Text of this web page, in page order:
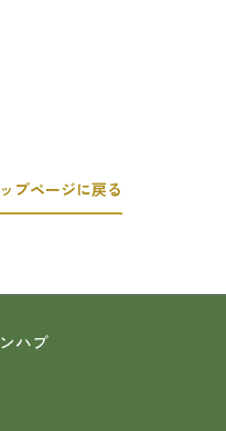
プページに戻る